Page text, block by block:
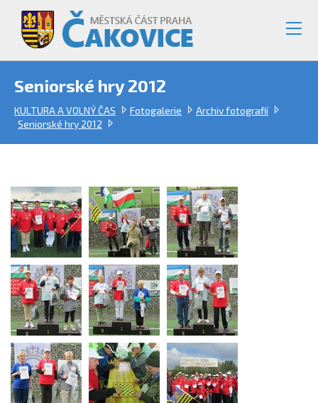
Seniorské hry 2012
KULTURA A VOLNÝ ČAS Fotogalerie
Archiv fotografií
Seniorské hry 2012